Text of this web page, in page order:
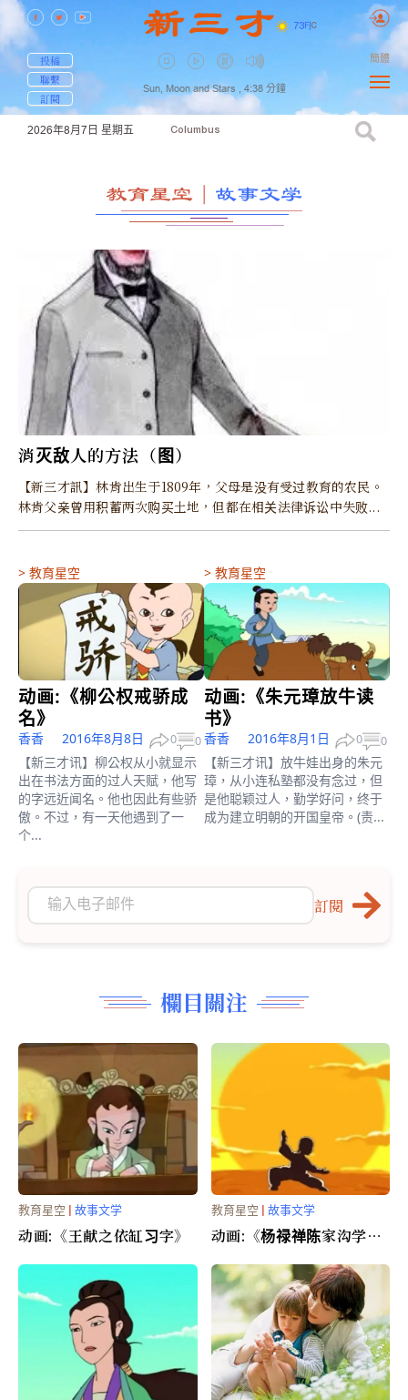
73F| C
投稿
聯繫
訂閱
Sun, Moon and Stars , 4:38 分鐘
簡體
2026年8月7日 星期五 Columbus
教育星空 ｜ 故事文学
訂閱
消灭敌人的方法（图）
【新三才訊】林肯出生于1809年，父母是没有受过教育的农民。
林肯父亲曾用积蓄两次购买土地，但都在相关法律诉讼中失败...
> 教育星空
动画:《柳公权戒骄成
名》
香香 2016年8月8日 0 0
【新三才讯】柳公权从小就显示
出在书法方面的过人天赋，他写
的字远近闻名。他也因此有些骄
傲。不过，有一天他遇到了一
个...
> 教育星空
动画:《朱元璋放牛读
书》
香香 2016年8月1日 0 0
【新三才讯】放牛娃出身的朱元
璋，从小连私塾都没有念过，但
是他聪颖过人，勤学好问，终于
成为建立明朝的开国皇帝。(责...
欄目關注
教育星空 | 故事文学
动画:《王献之依缸习字》
教育星空 | 故事文学
动画:《杨禄禅陈家沟学